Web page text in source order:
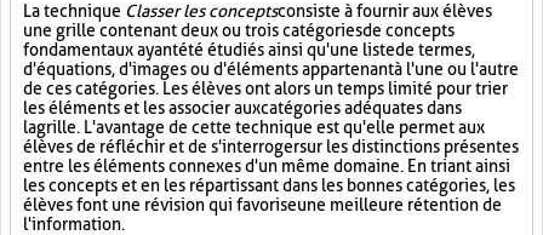
La technique Classer les conceptsconsiste à fournir aux élèves
une grille contenant deux ou trois catégories de concepts
fondamentaux ayant été étudiés ainsi qu'une liste de termes,
d'équations, d'images ou d'éléments appartenant à l'une ou l'autre
de ces catégories. Les élèves ont alors un temps limité pour trier
les éléments et les associer aux catégories adéquates dans
la grille. L'avantage de cette technique est qu'elle permet aux
élèves de réfléchir et de s'interroger sur les distinctions présentes
entre les éléments connexes d'un même domaine. En triant ainsi
les concepts et en les répartissant dans les bonnes catégories, les
élèves font une révision qui favorise une meilleure rétention de
l'information.